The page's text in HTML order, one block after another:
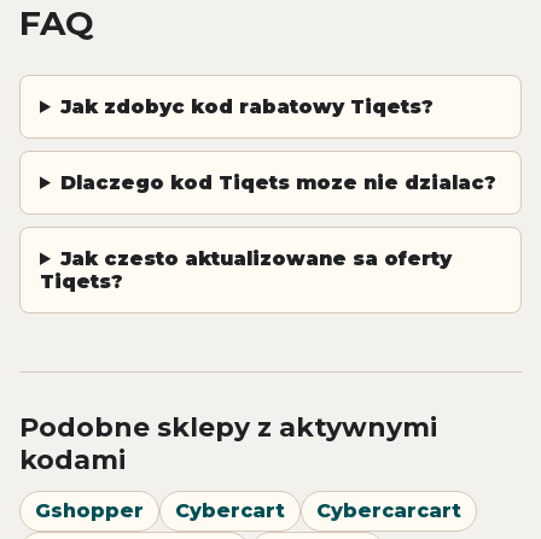
FAQ
Jak zdobyc kod rabatowy Tiqets?
Dlaczego kod Tiqets moze nie dzialac?
Jak czesto aktualizowane sa oferty
Tiqets?
Podobne sklepy z aktywnymi
kodami
Gshopper Cybercart
Cybercarcart